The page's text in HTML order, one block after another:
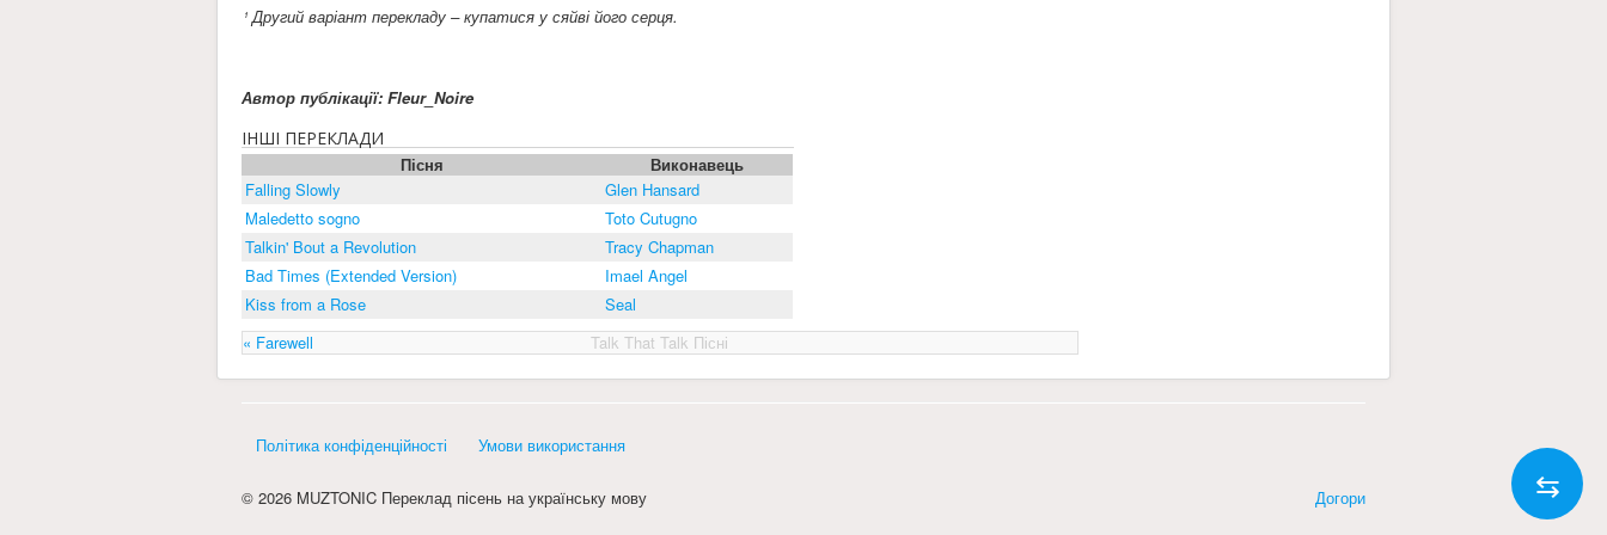
¹ Другий варіант перекладу – купатися у сяйві його серця.
Автор публікації: Fleur_Noire
ІНШІ ПЕРЕКЛАДИ
Пісня
Виконавець
Falling Slowly
Glen Hansard
Maledetto sogno
Toto Cutugno
Talkin' Bout a Revolution
Tracy Chapman
Bad Times (Extended Version)
Imael Angel
Kiss from a Rose
Seal
« Farewell
Talk That Talk Пісні
Політика конфіденційності Умови використання
Догори
© 2026 MUZTONIC Переклад пісень на українську мову ⇆